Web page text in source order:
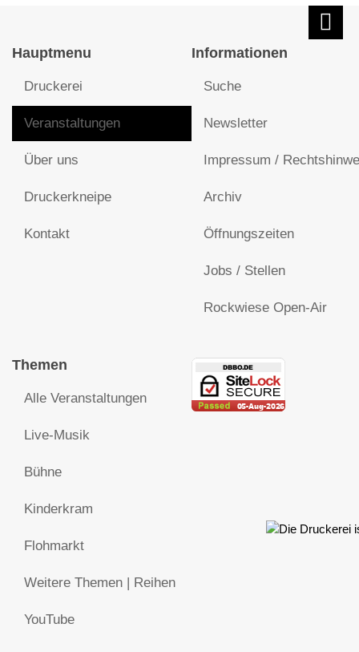
Hauptmenu
Druckerei
Veranstaltungen
Über uns
Druckerkneipe
Kontakt
Informationen
Suche
Newsletter
Impressum /
Archiv
Öffnungszeiten
Jobs / Stellen
Rockwiese Open-Air
Themen
Alle Veranstaltungen
Live-Musik
Bühne
Kinderkram
Flohmarkt
Weitere Themen | Reihen
YouTube